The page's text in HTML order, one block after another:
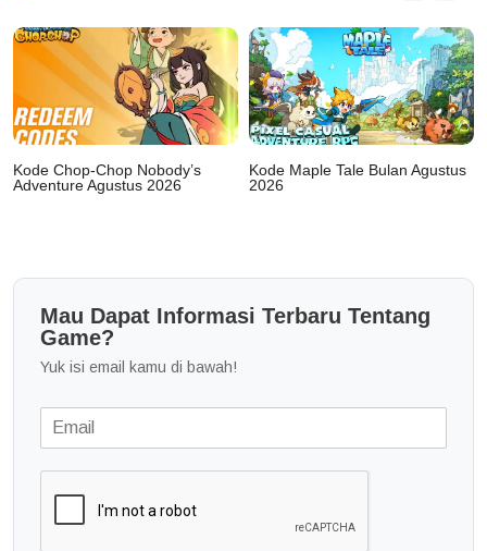
Kode Chop-Chop Nobody’s
Adventure Agustus 2026
Kode Maple Tale Bulan Agustus
2026
Mau Dapat Informasi Terbaru Tentang
Game?
Yuk isi email kamu di bawah!